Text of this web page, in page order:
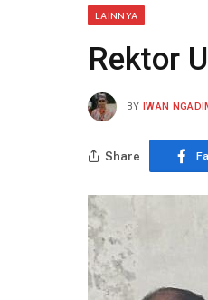
LAINNYA
Rektor
BY IWAN
Share